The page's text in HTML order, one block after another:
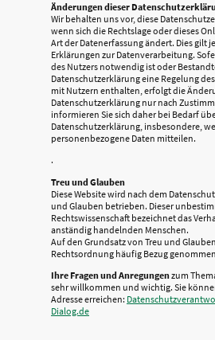
Änderungen dieser
Wir behalten uns vor, diese
wenn sich die Rechtslage oder dieses
Art der Datenerfassung ändert. Dies gilt
Erklärungen zur Datenverarbeitung.
des Nutzers notwendig ist oder
Datenschutzerklärung eine Regelung
mit Nutzern enthalten, erfolgt die
Datenschutzerklärung nur nach
informieren Sie sich daher bei Bedarf
Datenschutzerklärung, insbesondere,
personenbezogene Daten mitteilen.
.
Treu und Glauben
Diese Website wird nach dem
und Glauben betrieben. Dieser
Rechtswissenschaft bezeichnet das
anständig handelnden Menschen.
Auf den Grundsatz von Treu und
Rechtsordnung häufig Bezug
Ihre Fragen und Anregungenzum
sehr willkommen und wichtig. Sie
Adresse erreichen:
Dialog.de